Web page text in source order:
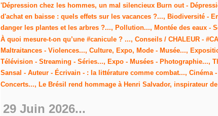
'Dépression chez les hommes, un mal silencieux Burn out -
d'achat en baisse : quels effets sur les vacances ?..., Biodiversité -
danger les plantes et les arbres ?..., Pollution..., Montée des eaux -
À quoi mesure-t-on qu’une #canicule ? ..., Conseils / CHALEUR -
Maltraitances - Violences..., Culture, Expo, Mode - Musée...,
Télévision - Streaming - Séries..., Expo - Musées - Photographie...,
Sansal - Auteur - Écrivain - : la littérature comme combat...,
Concerts..., Le Brésil rend hommage à Henri Salvador, inspirateur
29 Juin 2026...